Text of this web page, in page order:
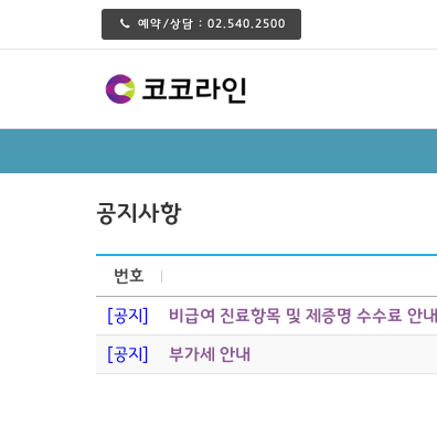
예약/상담 : 02.540.2500
공지사항
번호
[공지] 비급여 진료항목 및 제증명 수수료 안내
[공지] 부가세 안내